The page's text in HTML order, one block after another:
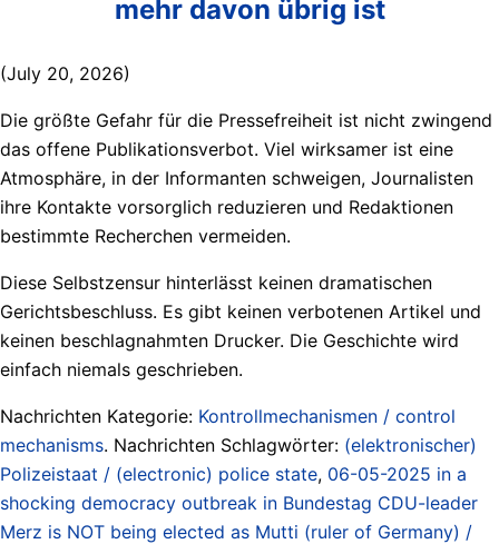
mehr davon übrig ist
(July 20, 2026)
Die größte Gefahr für die Pressefreiheit ist nicht zwingend
das offene Publikationsverbot. Viel wirksamer ist eine
Atmosphäre, in der Informanten schweigen, Journalisten
ihre Kontakte vorsorglich reduzieren und Redaktionen
bestimmte Recherchen vermeiden.
Diese Selbstzensur hinterlässt keinen dramatischen
Gerichtsbeschluss. Es gibt keinen verbotenen Artikel und
keinen beschlagnahmten Drucker. Die Geschichte wird
einfach niemals geschrieben.
Nachrichten Kategorie: Kontrollmechanismen / control
mechanisms. Nachrichten Schlagwörter: (elektronischer)
Polizeistaat / (electronic) police state, 06-05-2025 in a
shocking democracy outbreak in Bundestag CDU-leader
Merz is NOT being elected as Mutti (ruler of Germany) /